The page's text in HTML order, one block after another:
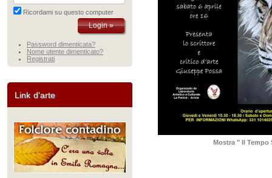
Ricordami su questo computer
Password dimenticata?
Nome utente dimenticato?
Registrati
Link d'arte
Mostra " Il Tempo